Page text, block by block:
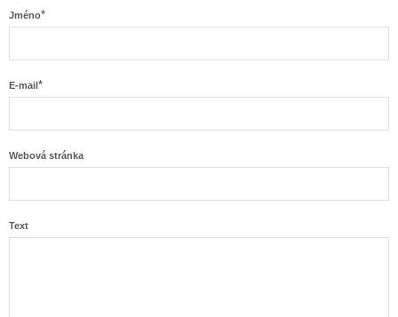
Jméno*
E-mail*
Webová stránka
Text